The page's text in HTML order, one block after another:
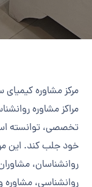
مرکز مشاوره
مراکز مشاوره
تخصصی، توانسته
خود جلب کند. این
روانشناسان،
روانشناسی، مشاوره